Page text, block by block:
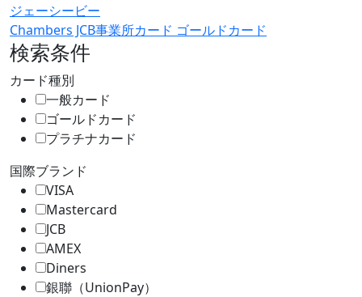
ジェーシービー
Chambers JCB事業所カード ゴールドカード
検索条件
カード種別
一般カード
ゴールドカード
プラチナカード
国際ブランド
VISA
Mastercard
JCB
AMEX
Diners
銀聯（UnionPay）